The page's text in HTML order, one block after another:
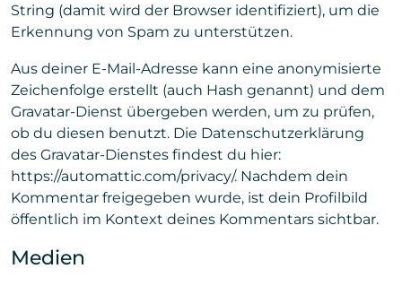
String (damit wird der Browser identifiziert), um die
Erkennung von Spam zu unterstützen.
Aus deiner E-Mail-Adresse kann eine anonymisierte
Zeichenfolge erstellt (auch Hash genannt) und dem
Gravatar-Dienst übergeben werden, um zu prüfen,
ob du diesen benutzt. Die Datenschutzerklärung
des Gravatar-Dienstes findest du hier:
https://automattic.com/privacy/. Nachdem dein
Kommentar freigegeben wurde, ist dein Profilbild
öffentlich im Kontext deines Kommentars sichtbar.
Medien